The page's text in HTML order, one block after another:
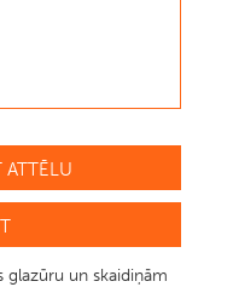
ATTĒLU
un skaidiņām